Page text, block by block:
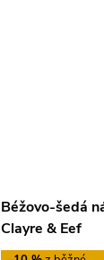
Béžovo-šedá
Clayre & Eef